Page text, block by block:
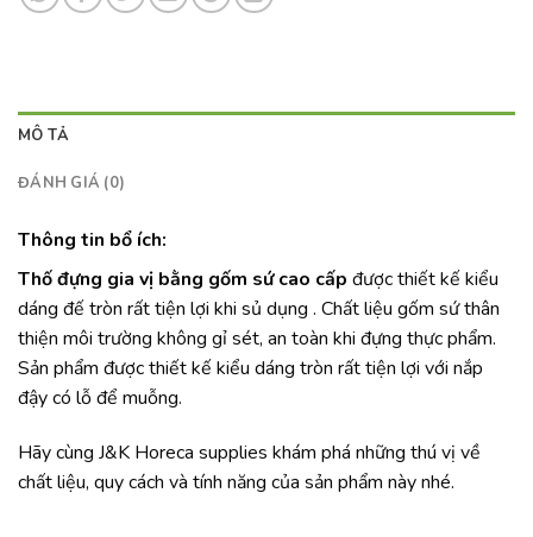
MÔ TẢ
ĐÁNH GIÁ (0)
Thông tin bổ ích:
Thố đựng gia vị bằng gốm sứ cao cấp được thiết kế kiểu
dáng đế tròn rất tiện lợi khi sủ dụng . Chất liệu gốm sứ thân
thiện môi trường không gỉ sét, an toàn khi đựng thực phẩm.
Sản phẩm được thiết kế kiểu dáng tròn rất tiện lợi với nắp
đậy có lỗ để muỗng.
Hãy cùng J&K Horeca supplies khám phá những thú vị về
chất liệu, quy cách và tính năng của sản phẩm này nhé.